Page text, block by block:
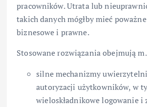
pracowników. Utrata lub
takich danych mógłby mieć
biznesowe i prawne.
Stosowane rozwiązania obejmują
silne mechanizmy
autoryzacji użytkowników, w
wieloskładnikowe logowanie i